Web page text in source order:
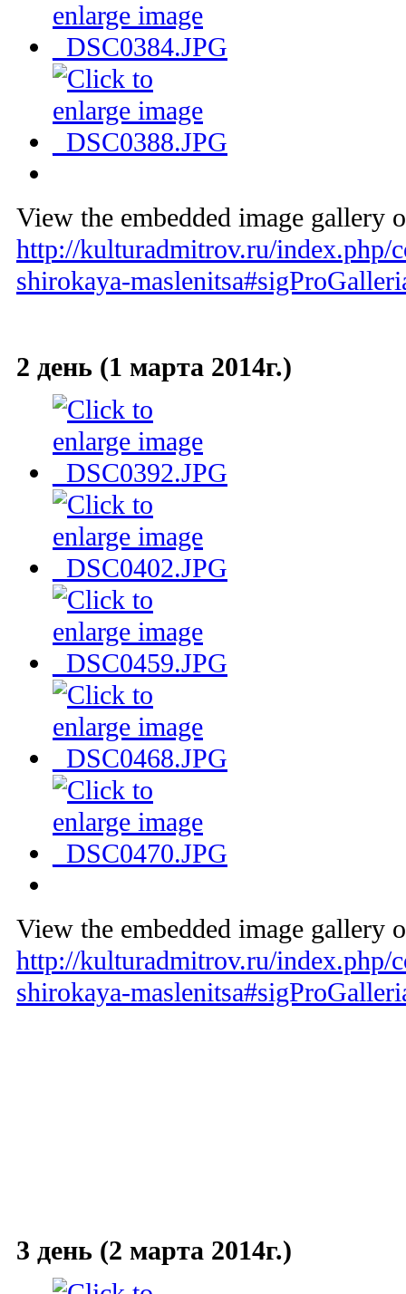
View the embedded image gallery
http://kulturadmitrov.ru/index.php/
shirokaya-
2 день (1 марта 2014г.)
View the embedded image gallery
http://kulturadmitrov.ru/index.php/
shirokaya-
3 день (2 марта 2014г.)